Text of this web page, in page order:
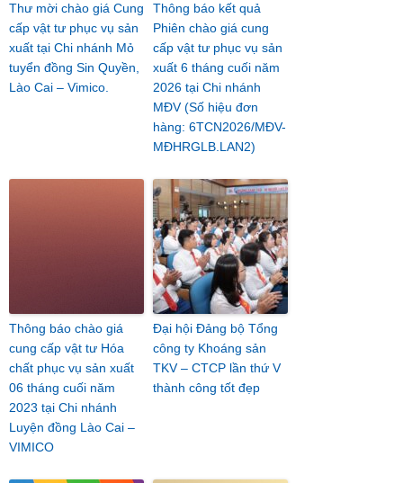
Thư mời chào giá Cung
cấp vật tư phục vụ sản
xuất tại Chi nhánh Mỏ
tuyển đồng Sin Quyền,
Lào Cai – Vimico.
Thông báo kết quả
Phiên chào giá cung
cấp vật tư phục vụ sản
xuất 6 tháng cuối năm
2026 tại Chi nhánh
MĐV (Số hiệu đơn
hàng: 6TCN2026/MĐV-
MĐHRGLB.LAN2)
Thông báo chào giá
cung cấp vật tư Hóa
chất phục vụ sản xuất
06 tháng cuối năm
2023 tại Chi nhánh
Luyện đồng Lào Cai –
VIMICO
Đại hội Đảng bộ Tổng
công ty Khoáng sản
TKV – CTCP lần thứ V
thành công tốt đẹp